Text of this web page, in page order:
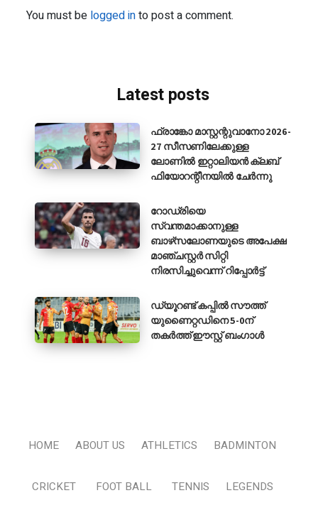
You must be logged into post a comment.
Latest posts
ഫ്രാങ്കോ മാസ്റ്റന്റുവാനോ 2026-
27 സീസണിലേക്കുള്ള
ലോണിൽ ഇറ്റാലിയൻ ക്ലബ്
ഫിയോറന്റീനയിൽ ചേർന്നു
റോഡ്രിയെ
സ്വന്തമാക്കാനുള്ള
ബാഴ്‌സലോണയുടെ അപേക്ഷ
മാഞ്ചസ്റ്റർ സിറ്റി
നിരസിച്ചുവെന്ന് റിപ്പോർട്ട്
ഡ്യൂറണ്ട് കപ്പിൽ സൗത്ത്
യുണൈറ്റഡിനെ 5-0ന്
തകർത്ത് ഈസ്റ്റ് ബംഗാൾ
HOME ABOUT US ATHLETICS BADMINTON
CRICKET FOOT BALL TENNIS LEGENDS